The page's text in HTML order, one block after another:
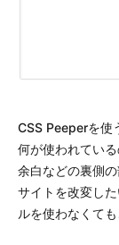
CSS Peeperを使
何が使われてい
余白などの裏側
サイトを改変し
ルを使わなくて